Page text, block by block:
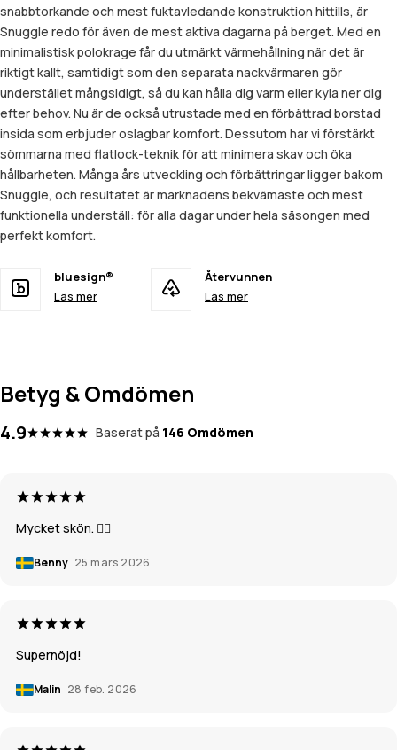
snabbtorkande och mest fuktavledande konstruktion hittills, är
Snuggle redo för även de mest aktiva dagarna på berget. Med en
minimalistisk polokrage får du utmärkt värmehållning när det är
riktigt kallt, samtidigt som den separata nackvärmaren gör
understället mångsidigt, så du kan hålla dig varm eller kyla ner dig
efter behov. Nu är de också utrustade med en förbättrad borstad
insida som erbjuder oslagbar komfort. Dessutom har vi förstärkt
sömmarna med flatlock-teknik för att minimera skav och öka
hållbarheten. Många års utveckling och förbättringar ligger bakom
Snuggle, och resultatet är marknadens bekvämaste och mest
funktionella underställ: för alla dagar under hela säsongen med
perfekt komfort.
bluesign®
Läs mer
Återvunnen
Läs mer
Betyg & Omdömen
4.9 Baserat på 146 Omdömen
Mycket skön. 👍🏼
Benny 25 mars 2026
Supernöjd!
Malin 28 feb. 2026